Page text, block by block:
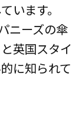
います。
ニーズの傘
英国スタイ
に知られて